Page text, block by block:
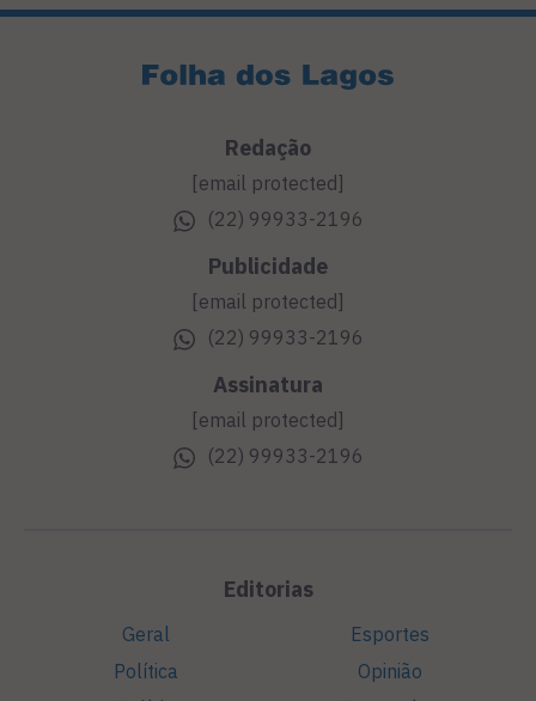
Redação
[email protected]
(22) 99933-2196
Publicidade
[email protected]
(22) 99933-2196
Assinatura
[email protected]
(22) 99933-2196
Editorias
Geral
Política
Esportes
Opinião